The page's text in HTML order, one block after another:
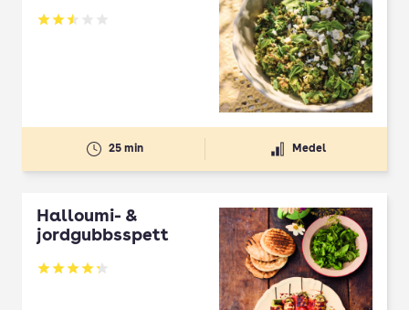
Betyg: 2.5 av 5
25 min Medel
Halloumi- &
jordgubbsspett
Betyg: 4.3 av 5